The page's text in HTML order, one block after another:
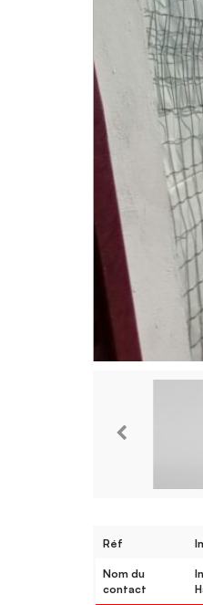
Réf
Nom du
contact